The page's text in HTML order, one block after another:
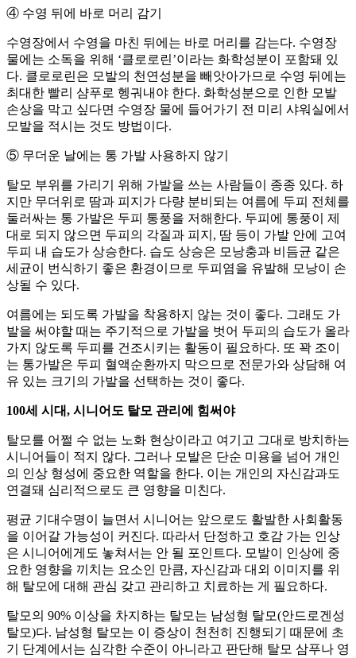
④ 수영 뒤에 바로 머리 감기
수영장에서 수영을 마친 뒤에는 바로 머리를 감는다. 수영장
물에는 소독을 위해 ‘클로로린’이라는 화학성분이 포함돼 있
다. 클로로린은 모발의 천연성분을 빼앗아가므로 수영 뒤에는
최대한 빨리 샴푸로 헹궈내야 한다. 화학성분으로 인한 모발
손상을 막고 싶다면 수영장 물에 들어가기 전 미리 샤워실에서
모발을 적시는 것도 방법이다.
⑤ 무더운 날에는 통 가발 사용하지 않기
탈모 부위를 가리기 위해 가발을 쓰는 사람들이 종종 있다. 하
지만 무더위로 땀과 피지가 다량 분비되는 여름에 두피 전체를
둘러싸는 통 가발은 두피 통풍을 저해한다. 두피에 통풍이 제
대로 되지 않으면 두피의 각질과 피지, 땀 등이 가발 안에 고여
두피 내 습도가 상승한다. 습도 상승은 모낭충과 비듬균 같은
세균이 번식하기 좋은 환경이므로 두피염을 유발해 모낭이 손
상될 수 있다.
여름에는 되도록 가발을 착용하지 않는 것이 좋다. 그래도 가
발을 써야할 때는 주기적으로 가발을 벗어 두피의 습도가 올라
가지 않도록 두피를 건조시키는 활동이 필요하다. 또 꽉 조이
는 통가발은 두피 혈액순환까지 막으므로 전문가와 상담해 여
유 있는 크기의 가발을 선택하는 것이 좋다.
100세 시대, 시니어도 탈모 관리에 힘써야
탈모를 어쩔 수 없는 노화 현상이라고 여기고 그대로 방치하는
시니어들이 적지 않다. 그러나 모발은 단순 미용을 넘어 개인
의 인상 형성에 중요한 역할을 한다. 이는 개인의 자신감과도
연결돼 심리적으로도 큰 영향을 미친다.
평균 기대수명이 늘면서 시니어는 앞으로도 활발한 사회활동
을 이어갈 가능성이 커진다. 따라서 단정하고 호감 가는 인상
은 시니어에게도 놓쳐서는 안 될 포인트다. 모발이 인상에 중
요한 영향을 끼치는 요소인 만큼, 자신감과 대외 이미지를 위
해 탈모에 대해 관심 갖고 관리하고 치료하는 게 필요하다.
탈모의 90% 이상을 차지하는 탈모는 남성형 탈모(안드로겐성
탈모)다. 남성형 탈모는 이 증상이 천천히 진행되기 때문에 초
기 단계에서는 심각한 수준이 아니라고 판단해 탈모 삼푸나 영